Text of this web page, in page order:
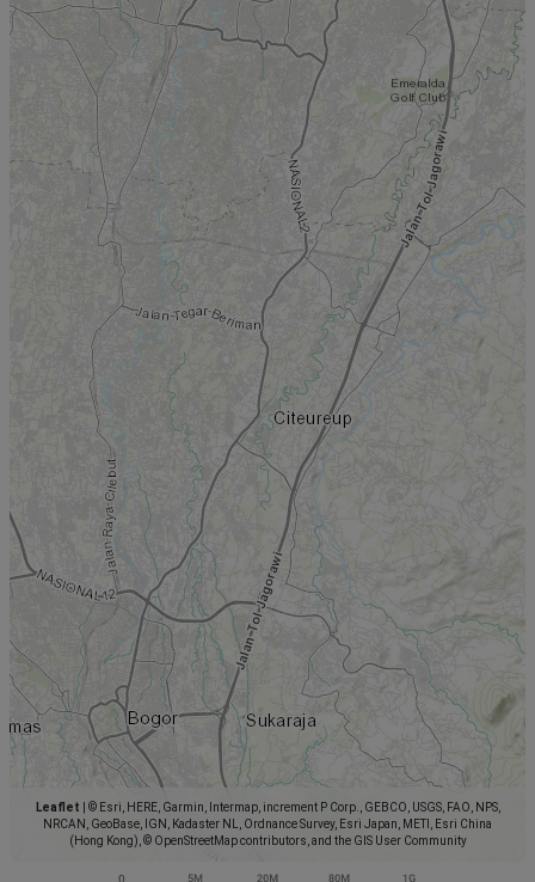
Leaflet
© Esri, HERE, Garmin, Intermap, increment P Corp., GEBCO, USGS, FAO, NPS,
NRCAN, GeoBase, IGN, Kadaster NL, Ordnance Survey, Esri Japan, METI, Esri China
(Hong Kong), © OpenStreetMap contributors, and the GIS User Community